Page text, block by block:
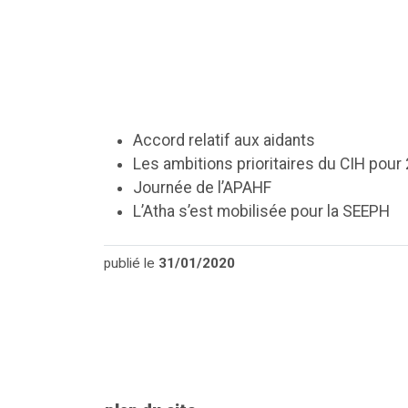
Accord relatif aux aidants
Les ambitions prioritaires du CIH pour
Journée de l’APAHF
L’Atha s’est mobilisée pour la SEEPH
publié le 31/01/2020